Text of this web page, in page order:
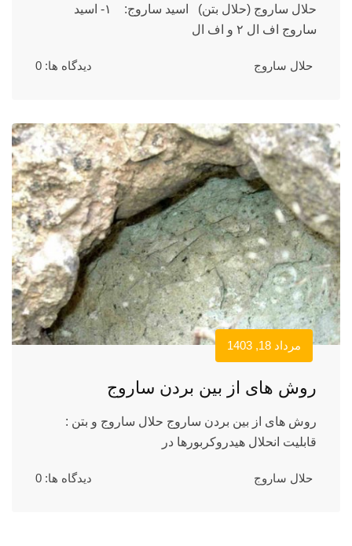
حلال ساروج (حلال بتن) اسید ساروج: ۱- اسید
ساروج اف ال ۲ و اف ال
حلال ساروج دیدگاه ها: 0
مرداد 18, 1403
روش های از بین بردن ساروج
روش های از بین بردن ساروج حلال ساروج و بتن :
قابلیت انحلال هیدروکربورها در
حلال ساروج دیدگاه ها: 0